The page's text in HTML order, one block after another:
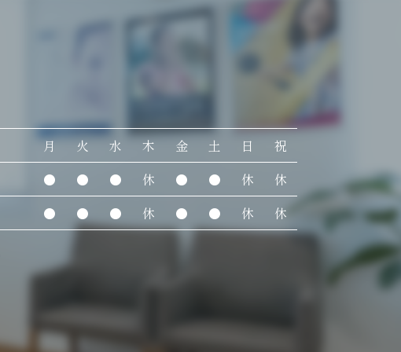
月 火 水 木 金 土 日
祝
● ● ● 休 ● ● 休
休
● ● ● 休 ● ● 休
休